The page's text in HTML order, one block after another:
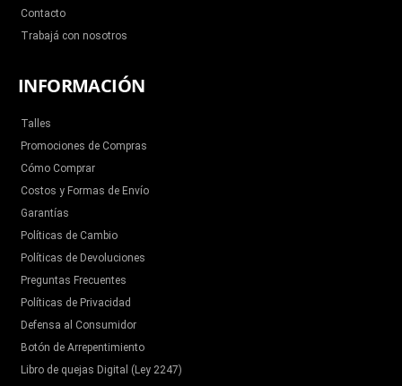
Contacto
Trabajá con nosotros
INFORMACIÓN
Talles
Promociones de Compras
Cómo Comprar
Costos y Formas de Envío
Garantías
Políticas de Cambio
Políticas de Devoluciones
Preguntas Frecuentes
Políticas de Privacidad
Defensa al Consumidor
Botón de Arrepentimiento
Libro de quejas Digital (Ley 2247)